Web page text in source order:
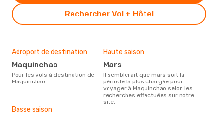
Rechercher Vol + Hôtel
Aéroport de destination
Maquinchao
Pour les vols à destination de
Maquinchao
Haute saison
mars
Il semblerait que mars soit la
période la plus chargée pour
voyager à Maquinchao selon les
recherches effectuées sur notre
site.
Basse saison